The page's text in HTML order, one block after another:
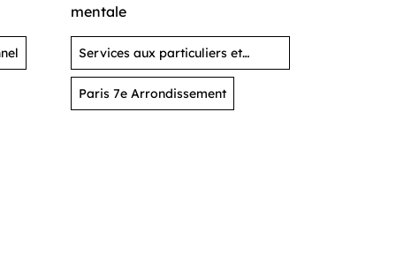
mentale
Services aux particuliers et
activités de loisirs
Paris 7e Arrondissement